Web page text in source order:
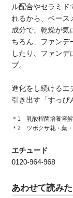
ル配合やセラミド
れるから、ベース
成分で、乾燥が気
ちろん、ファンデ
したり、ファンデ
プ。
進化をし続けるエ
引き出す「すっぴ
＊1 乳酸桿菌培養溶
＊2 ツボクサ花・葉
エチュード
0120-964-968
あわせて読み